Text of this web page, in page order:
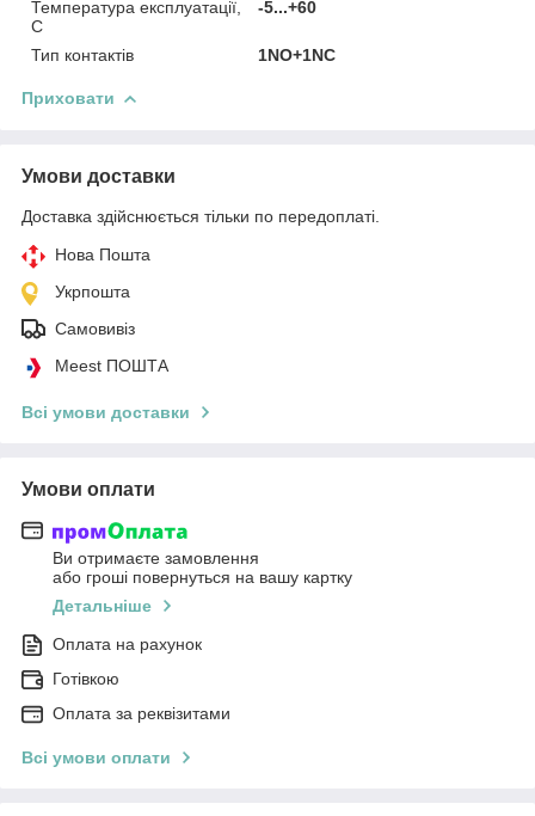
Температура експлуатації,
С
-5...+60
Тип контактів 1NO+1NC
Приховати
Умови доставки
Доставка здійснюється тільки по передоплаті.
Нова Пошта
Укрпошта
Самовивіз
Meest ПОШТА
Всі умови доставки
Умови оплати
Ви отримаєте замовлення
або гроші повернуться на вашу картку
Детальніше
Оплата на рахунок
Готівкою
Оплата за реквізитами
Всі умови оплати